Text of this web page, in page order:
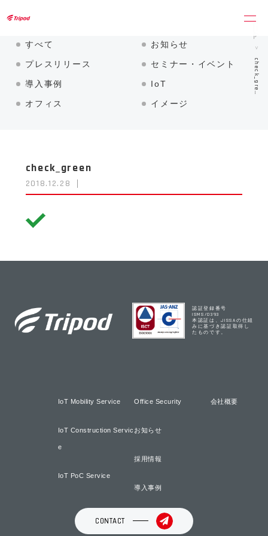
ホーム
check_gre…
すべて お知らせ
プレスリリース セミナー・イベント
導入事例 IoT
オフィス イメージ
check_green
2018.12.28
認証登録番号
ISMS/0393
本認証は、JISSAの仕組
みに基づき認証取得し
たものです。
IoT Mobility Service
IoT Construction Servic
e
IoT PoC Service
Office Security
お知らせ
採用情報
導入事例
会社概要
CONTACT